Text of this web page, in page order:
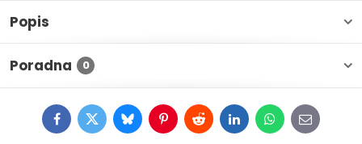
Popis
Poradna 0
FacebookTwitterBlueskyPinterestRedditLinkedInWhatsApp
E-
mail